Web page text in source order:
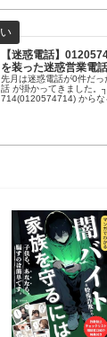
【迷惑電話】
を装った迷惑営業電
先月は迷惑電話が0件だ
話 が掛かってきました。
714(0120574714) からな